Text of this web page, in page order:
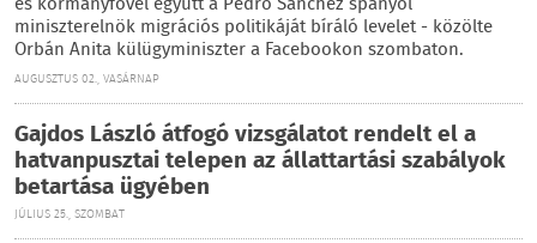
miniszterelnök migrációs politikáját bíráló levelet - közölte
Orbán Anita külügyminiszter a Facebookon szombaton.
AUGUSZTUS 02., VASÁRNAP
Gajdos László átfogó vizsgálatot rendelt el a
hatvanpusztai telepen az állattartási szabályok
betartása ügyében
JÚLIUS 25., SZOMBAT